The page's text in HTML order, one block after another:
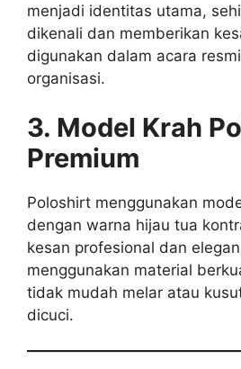
menjadi identitas utama,
dikenali dan memberikan
digunakan dalam acara
organisasi.
3. Model Krah
Premium
Poloshirt menggunakan
dengan warna hijau tua
kesan profesional dan
menggunakan material
tidak mudah melar atau
dicuci.